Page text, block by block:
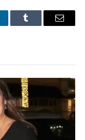
Tumblr Email